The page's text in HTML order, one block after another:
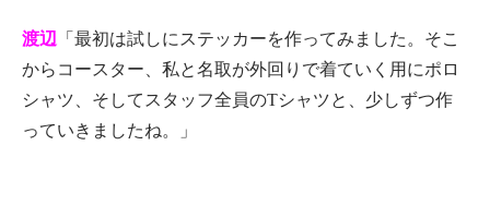
渡辺 「最初は試しにステッカーを作ってみました。そこ
からコースター、私と名取が外回りで着ていく用にポロ
シャツ、そしてスタッフ全員のTシャツと、少しずつ作
っていきましたね。」